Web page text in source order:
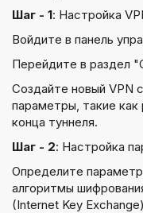
Шаг - 1: Настройка
Войдите в панель
Перейдите в раздел
Создайте новый VPN
параметры, такие
конца туннеля.
Шаг - 2: Настройка
Определите
алгоритмы
(Internet Key